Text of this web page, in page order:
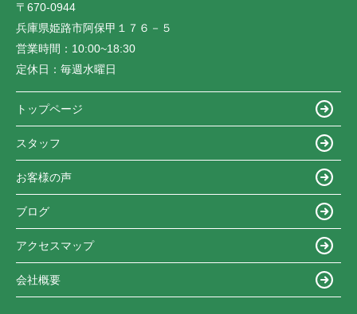
〒670-0944
兵庫県姫路市阿保甲１７６－５
営業時間： 10:00~18:30
定休日： 毎週水曜日
トップページ
スタッフ
お客様の声
ブログ
アクセスマップ
会社概要